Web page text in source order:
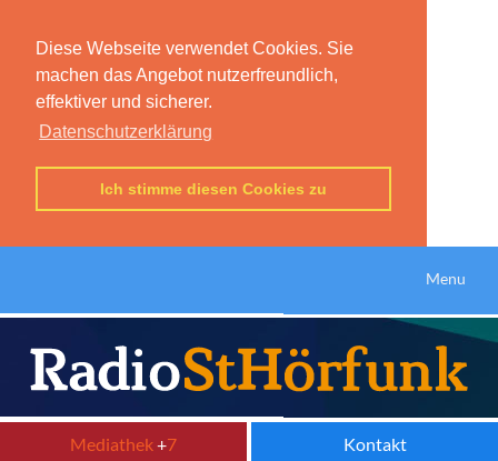
Diese Webseite verwendet Cookies. Sie
machen das Angebot nutzerfreundlich,
effektiver und sicherer.
Datenschutzerklärung
Ich stimme diesen Cookies zu
Menu
Mediathek+7 Kontakt